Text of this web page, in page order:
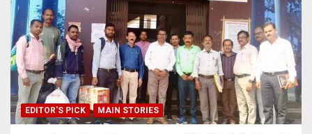
EDITOR'S PICK MAIN STORIES